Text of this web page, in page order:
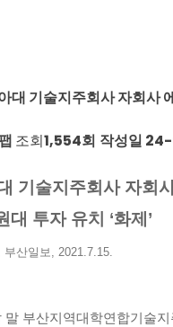
대 기술지주회사 자회사
조회1,554회 작성일
기술지주회사 자회
대 투자 유치 ‘화제’
부산일보, 2021.7.15.
부산지역대학연합기술지